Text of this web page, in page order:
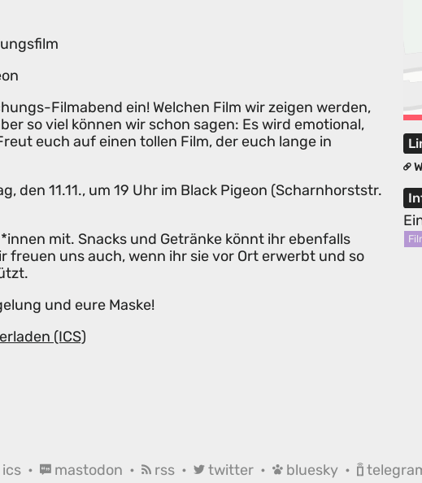
Filmabend ein! Welchen Film wir zeigen werden,
so viel können wir schon sagen: Es wird emotional,
euch auf einen tollen Film, der euch lange in
den 11.11., um 19 Uhr im Black Pigeon (Scharnhorststr.
mit. Snacks und Getränke könnt ihr ebenfalls
freuen uns auch, wenn ihr sie vor Ort erwerbt und so
und eure Maske!
(ICS)
ics • mastodon • rss • twitter • bluesky •